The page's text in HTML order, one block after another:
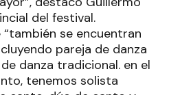
del festival.
se encuentran
pareja de danza
danza tradicional. en el
tenemos solista